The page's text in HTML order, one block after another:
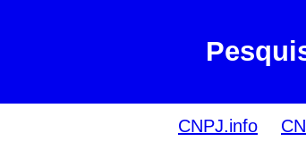
CNPJ.info